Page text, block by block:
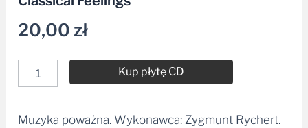
20,00zł
Kup płytę CD
Alternative:
Muzyka poważna. Wykonawca: Zygmunt Rychert.